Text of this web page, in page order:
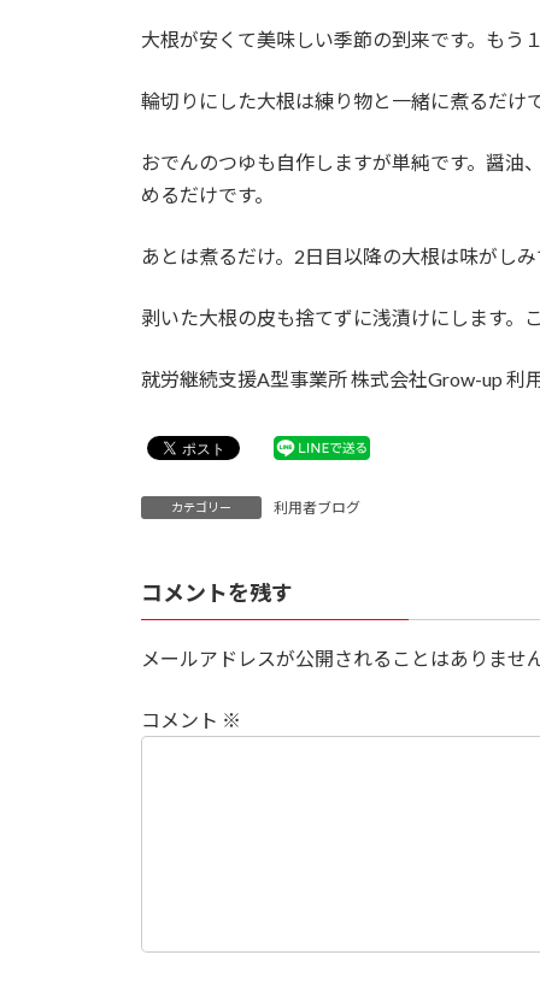
時
:
大根が安くて美味しい季節の到来です。もう
輪切りにした大根は練り物と一緒に煮るだけ
おでんのつゆも自作しますが単純です。醤油
めるだけです。
あとは煮るだけ。2日目以降の大根は味がし
剥いた大根の皮も捨てずに浅漬けにします。
就労継続支援A型事業所 株式会社Grow-up 利
カテゴリー 利用者ブログ
コメントを残す
メールアドレスが公開されることはありませ
コメント ※